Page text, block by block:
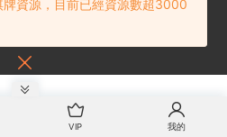
圖 贛ICP備202101234号 内容投訴建議
VIP 我的
資源，目前已經資源數超3000